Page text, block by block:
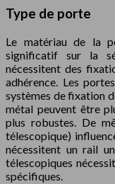
Type de porte
Le matériau de la
significatif sur la
nécessitent des
adhérence. Les
systèmes de fixation
métal peuvent être
plus robustes. De
télescopique)
nécessitent un rail
télescopiques
spécifiques.